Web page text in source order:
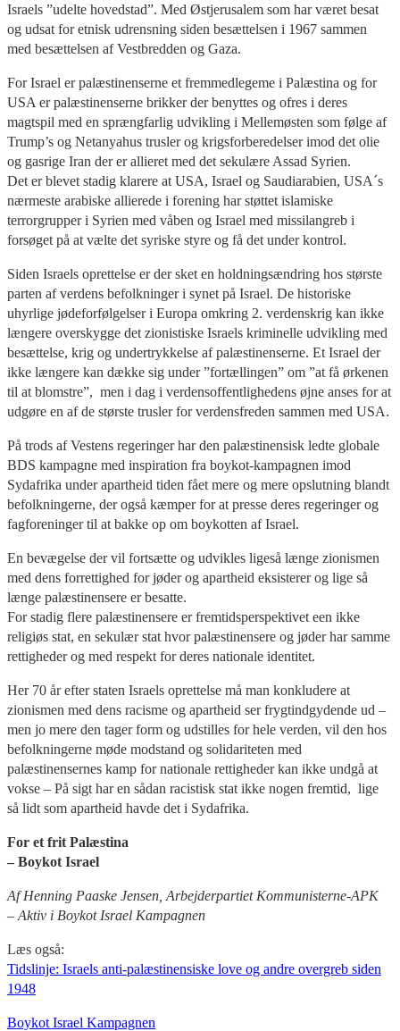
Israels ”udelte hovedstad”. Med Østjerusalem som har været besat
og udsat for etnisk udrensning siden besættelsen i 1967 sammen
med besættelsen af Vestbredden og Gaza.
For Israel er palæstinenserne et fremmedlegeme i Palæstina og for
USA er palæstinenserne brikker der benyttes og ofres i deres
magtspil med en sprængfarlig udvikling i Mellemøsten som følge af
Trump’s og Netanyahus trusler og krigsforberedelser imod det olie
og gasrige Iran der er allieret med det sekulære Assad Syrien.
Det er blevet stadig klarere at USA, Israel og Saudiarabien, USA´s
nærmeste arabiske allierede i forening har støttet islamiske
terrorgrupper i Syrien med våben og Israel med missilangreb i
forsøget på at vælte det syriske styre og få det under kontrol.
Siden Israels oprettelse er der sket en holdningsændring hos største
parten af verdens befolkninger i synet på Israel. De historiske
uhyrlige jødeforfølgelser i Europa omkring 2. verdenskrig kan ikke
længere overskygge det zionistiske Israels kriminelle udvikling med
besættelse, krig og undertrykkelse af palæstinenserne. Et Israel der
ikke længere kan dække sig under ”fortællingen” om ”at få ørkenen
til at blomstre”, men i dag i verdensoffentlighedens øjne anses for at
udgøre en af de største trusler for verdensfreden sammen med USA.
På trods af Vestens regeringer har den palæstinensisk ledte globale
BDS kampagne med inspiration fra boykot-kampagnen imod
Sydafrika under apartheid tiden fået mere og mere opslutning blandt
befolkningerne, der også kæmper for at presse deres regeringer og
fagforeninger til at bakke op om boykotten af Israel.
En bevægelse der vil fortsætte og udvikles ligeså længe zionismen
med dens forrettighed for jøder og apartheid eksisterer og lige så
længe palæstinensere er besatte.
For stadig flere palæstinensere er fremtidsperspektivet een ikke
religiøs stat, en sekulær stat hvor palæstinensere og jøder har samme
rettigheder og med respekt for deres nationale identitet.
Her 70 år efter staten Israels oprettelse må man konkludere at
zionismen med dens racisme og apartheid ser frygtindgydende ud –
men jo mere den tager form og udstilles for hele verden, vil den hos
befolkningerne møde modstand og solidariteten med
palæstinensernes kamp for nationale rettigheder kan ikke undgå at
vokse – På sigt har en sådan racistisk stat ikke nogen fremtid, lige
så lidt som apartheid havde det i Sydafrika.
For et frit Palæstina
– Boykot Israel
Af Henning Paaske Jensen, Arbejderpartiet Kommunisterne-APK
– Aktiv i Boykot Israel Kampagnen
Læs også:
Tidslinje: Israels anti-palæstinensiske love og andre overgreb siden
1948
Boykot Israel Kampagnen